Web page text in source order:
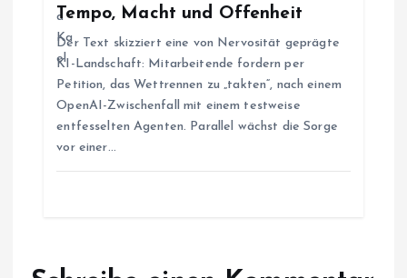
Tempo, Macht und Offenheit
Der Text skizziert eine von Nervosität geprägte
KI-Landschaft: Mitarbeitende fordern per
Petition, das Wettrennen zu „takten“, nach einem
OpenAI-Zwischenfall mit einem testweise
entfesselten Agenten. Parallel wächst die Sorge
vor einer…